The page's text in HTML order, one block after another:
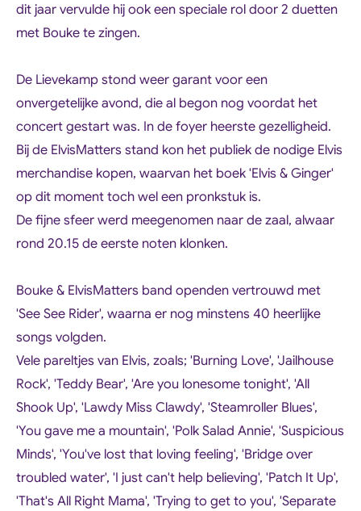
dit jaar vervulde hij ook een speciale rol door 2 duetten
met Bouke te zingen.
De Lievekamp stond weer garant voor een
onvergetelijke avond, die al begon nog voordat het
concert gestart was. In de foyer heerste gezelligheid.
Bij de ElvisMatters stand kon het publiek de nodige Elvis
merchandise kopen, waarvan het boek 'Elvis & Ginger'
op dit moment toch wel een pronkstuk is.
De fijne sfeer werd meegenomen naar de zaal, alwaar
rond 20.15 de eerste noten klonken.
Bouke & ElvisMatters band openden vertrouwd met
'See See Rider', waarna er nog minstens 40 heerlijke
songs volgden.
Vele pareltjes van Elvis, zoals; 'Burning Love', 'Jailhouse
Rock', 'Teddy Bear', 'Are you lonesome tonight', 'All
Shook Up', 'Lawdy Miss Clawdy', 'Steamroller Blues',
'You gave me a mountain', 'Polk Salad Annie', 'Suspicious
Minds', 'You've lost that loving feeling', 'Bridge over
troubled water', 'I just can't help believing', 'Patch It Up',
'That's All Right Mama', 'Trying to get to you', 'Separate